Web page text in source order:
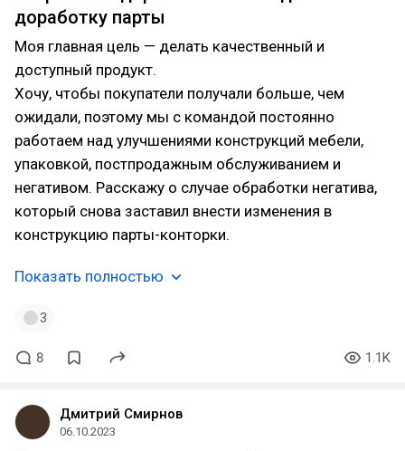
доработку парты⁠⁠
Моя главная цель — делать качественный и
доступный продукт.
Хочу, чтобы покупатели получали больше, чем
ожидали, поэтому мы с командой постоянно
работаем над улучшениями конструкций мебели,
упаковкой, постпродажным обслуживанием и
негативом. Расскажу о случае обработки негатива,
который снова заставил внести изменения в
конструкцию парты-конторки.
Показать полностью
3
8 1.1K
Дмитрий Смирнов
06.10.2023